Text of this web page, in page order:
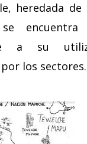
heredada
se
a su
los